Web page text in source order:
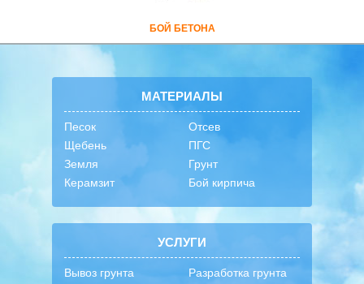
БОЙ БЕТОНА
МАТЕРИАЛЫ
Песок
Щебень
Земля
Керамзит
Отсев
ПГС
Грунт
Бой кирпича
УСЛУГИ
Вывоз грунта
Разработка грунта